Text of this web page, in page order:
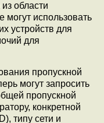
области
использовать
устройств для
для
пропускной
могут запросить
пропускной
конкретной
типу сети и